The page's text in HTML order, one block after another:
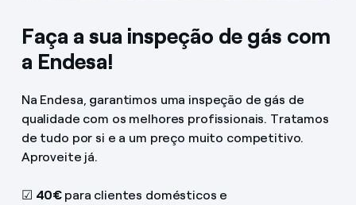
Faça a sua inspeção de gás com
a Endesa!
Na Endesa, garantimos uma inspeção de gás de
qualidade com os melhores profissionais. Tratamos
de tudo por si e a um preço muito competitivo.
Aproveite já.
☑ 40€ para clientes domésticos e